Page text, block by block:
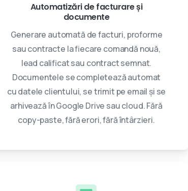
Automatizări de facturare și
documente
Generare automată de facturi, proforme
sau contracte la fiecare comandă nouă,
lead calificat sau contract semnat.
Documentele se completează automat
cu datele clientului, se trimit pe email și se
arhivează în Google Drive sau cloud. Fără
copy-paste, fără erori, fără întârzieri.